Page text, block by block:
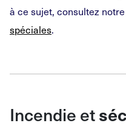
à ce sujet, consultez
spéciales.
Incendie et